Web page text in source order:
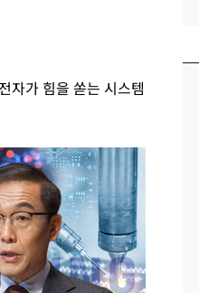
자가 힘을 쏟는 시스템